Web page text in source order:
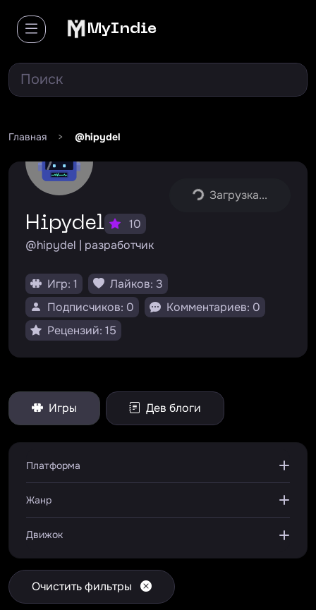
MyIndie
Главная > @hipydel
Загрузка...
Hipydel
10
@hipydel | разработчик
Игр: 1
Лайков: 3
Подписчиков: 0
Комментариев: 0
Рецензий: 15
Игры Дев блоги
Платформа
Жанр
Движок
Очистить фильтры